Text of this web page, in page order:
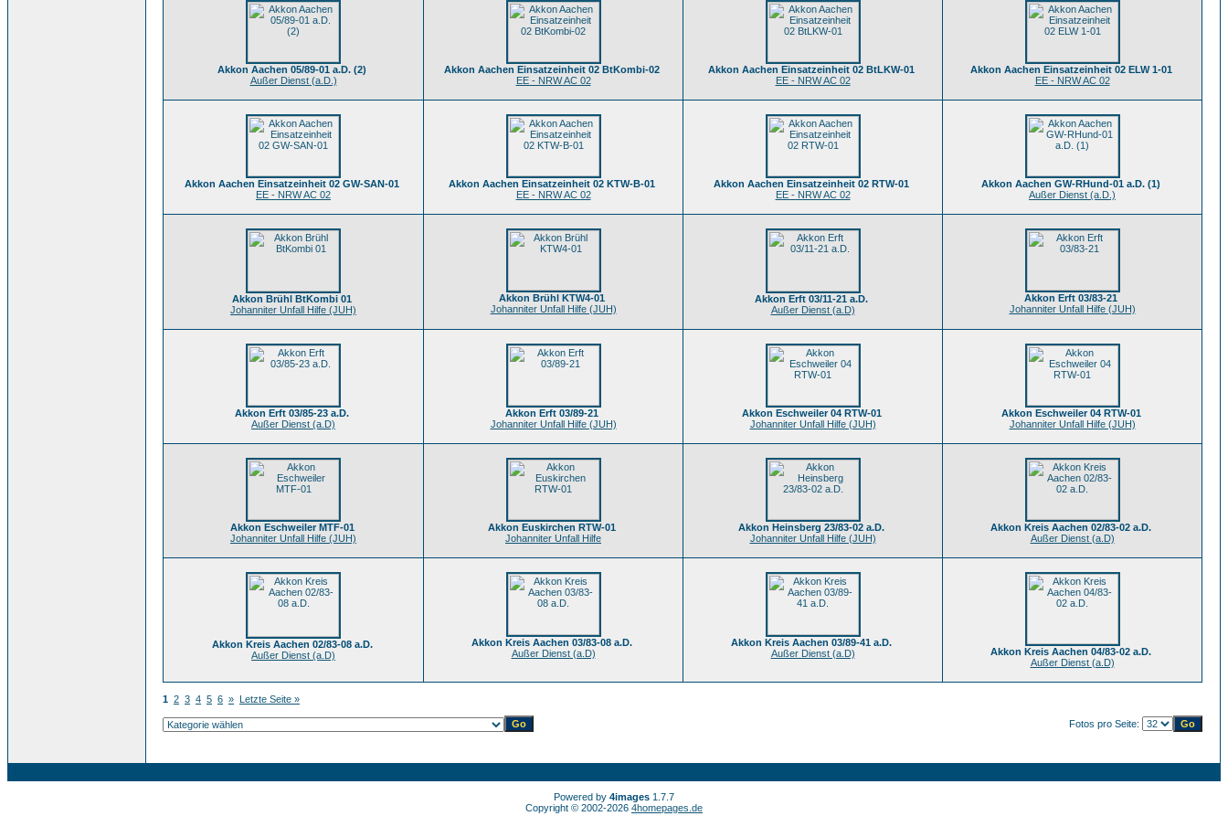
Akkon Aachen 05/89-01 a.D. (2)
Außer Dienst (a.D.)
Akkon Aachen Einsatzeinheit 02 BtKombi-02
EE - NRW AC 02
Akkon Aachen Einsatzeinheit 02 BtLKW-01
EE - NRW AC 02
Akkon Aachen Einsatzeinheit 02 ELW 1-01
EE - NRW AC 02
Akkon Aachen Einsatzeinheit 02 GW-SAN-01
EE - NRW AC 02
Akkon Aachen Einsatzeinheit 02 KTW-B-01
EE - NRW AC 02
Akkon Aachen Einsatzeinheit 02 RTW-01
EE - NRW AC 02
Akkon Aachen GW-RHund-01 a.D. (1)
Außer Dienst (a.D.)
Akkon Brühl BtKombi 01
Johanniter Unfall Hilfe (JUH)
Akkon Brühl KTW4-01
Johanniter Unfall Hilfe (JUH)
Akkon Erft 03/11-21 a.D.
Außer Dienst (a.D)
Akkon Erft 03/83-21
Johanniter Unfall Hilfe (JUH)
Akkon Erft 03/85-23 a.D.
Außer Dienst (a.D)
Akkon Erft 03/89-21
Johanniter Unfall Hilfe (JUH)
Akkon Eschweiler 04 RTW-01
Johanniter Unfall Hilfe (JUH)
Akkon Eschweiler 04 RTW-01
Johanniter Unfall Hilfe (JUH)
Akkon Eschweiler MTF-01
Johanniter Unfall Hilfe (JUH)
Akkon Euskirchen RTW-01
Johanniter Unfall Hilfe
Akkon Heinsberg 23/83-02 a.D.
Johanniter Unfall Hilfe (JUH)
Akkon Kreis Aachen 02/83-02 a.D.
Außer Dienst (a.D)
Akkon Kreis Aachen 02/83-08 a.D.
Außer Dienst (a.D)
Akkon Kreis Aachen 03/83-08 a.D.
Außer Dienst (a.D)
Akkon Kreis Aachen 03/89-41 a.D.
Außer Dienst (a.D)
Akkon Kreis Aachen 04/83-02 a.D.
Außer Dienst (a.D)
1 2 3 4 5 6 » Letzte Seite »
Fotos pro Seite:
Powered by 4images 1.7.7
Copyright © 2002-2026 4homepages.de